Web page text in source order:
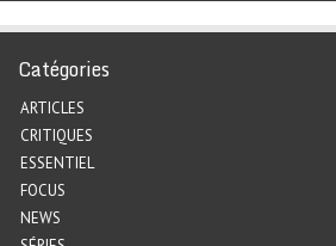
Catégories
ARTICLES
CRITIQUES
ESSENTIEL
FOCUS
NEWS